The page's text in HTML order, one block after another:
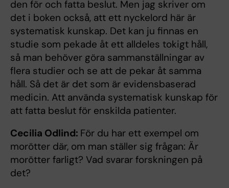
den för och fatta beslut. Men jag skriver om
det i boken också, att ett nyckelord här är
systematisk kunskap. Det kan ju finnas en
studie som pekade åt ett alldeles tokigt håll,
så man behöver göra sammanställningar av
flera studier och se att de pekar åt samma
håll. Så det är det som är evidensbaserad
medicin. Att använda systematisk kunskap för
att fatta beslut för enskilda patienter.
Cecilia Odlind: För du har ett exempel om
morötter där, om man ställer sig frågan: Är
morötter farligt? Vad svarar forskningen på
det?